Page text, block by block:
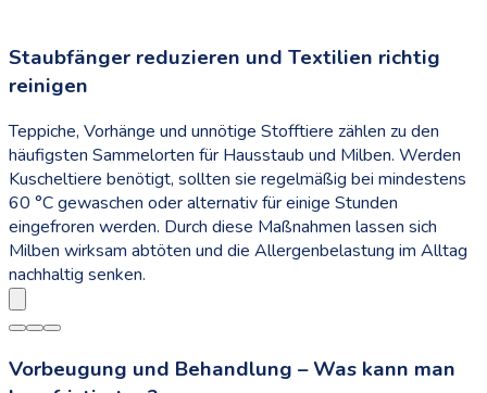
Staubfänger reduzieren und Textilien richtig
reinigen
Teppiche, Vorhänge und unnötige Stofftiere zählen zu den
häufigsten Sammelorten für Hausstaub und Milben. Werden
Kuscheltiere benötigt, sollten sie regelmäßig bei mindestens
60 °C gewaschen oder alternativ für einige Stunden
eingefroren werden. Durch diese Maßnahmen lassen sich
Milben wirksam abtöten und die Allergenbelastung im Alltag
nachhaltig senken.
Vorbeugung und Behandlung – Was kann man